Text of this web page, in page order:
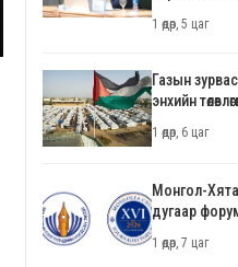
1 өдөр, 5 цаг
Газын
энхийн
1 өдөр, 6 цаг
Монгол-
дугаар
1 өдөр, 7 цаг